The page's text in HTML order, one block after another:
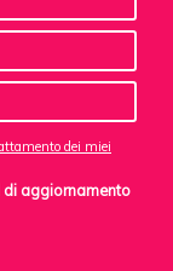
dei miei
di aggiornamento